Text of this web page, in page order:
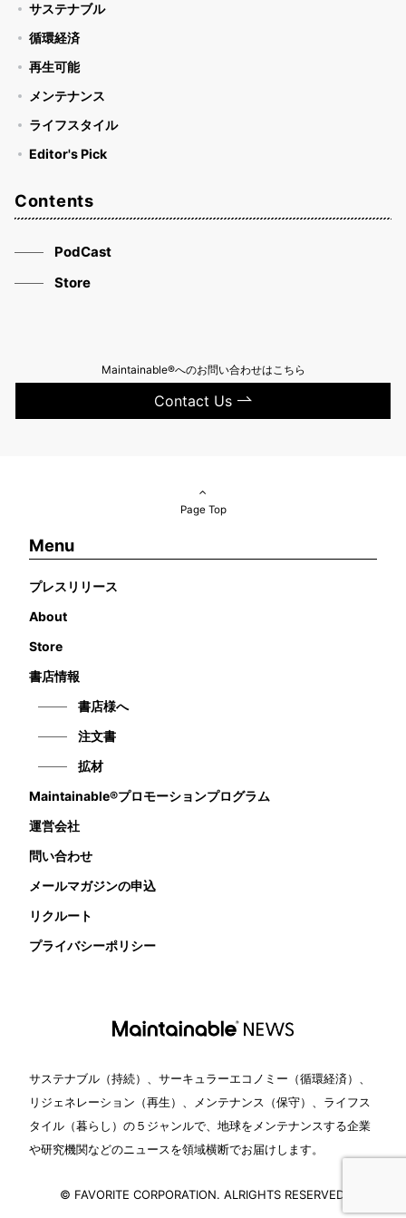
サステナブル
循環経済
再生可能
メンテナンス
ライフスタイル
Editor's Pick
Contents
PodCast
Store
Maintainable®へのお問い合わせはこちら
Contact Us
Page Top
Menu
プレスリリース
About
Store
書店情報
書店様へ
注文書
拡材
Maintainable®プロモーションプログラム
運営会社
問い合わせ
メールマガジンの申込
リクルート
プライバシーポリシー
サステナブル（持続）、サーキュラーエコノミー（循環経済）、
リジェネレーション（再生）、メンテナンス（保守）、ライフス
タイル（暮らし）の５ジャンルで、地球をメンテナンスする企業
や研究機関などのニュースを領域横断でお届けします。
© FAVORITE CORPORATION. ALRIGHTS RESERVED.